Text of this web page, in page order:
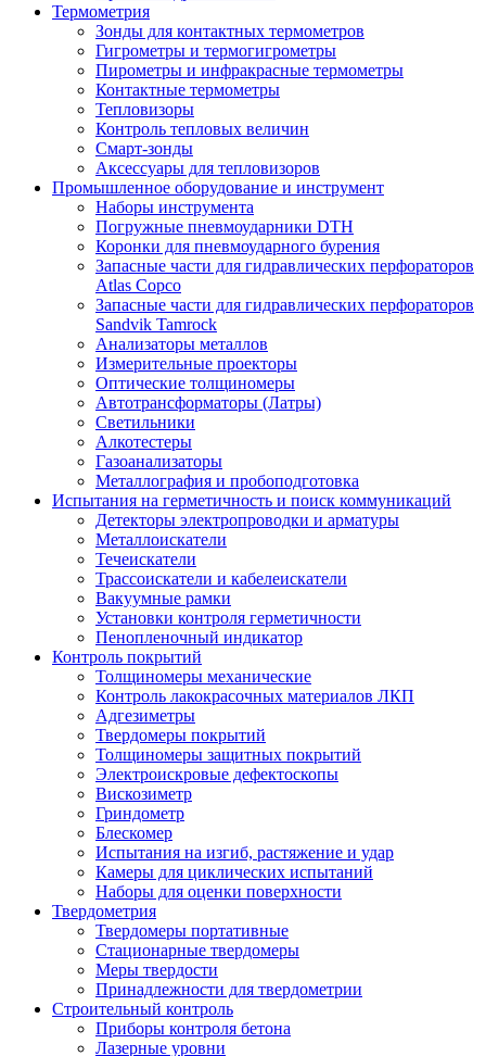
Термометрия
Зонды для контактных термометров
Гигрометры и термогигрометры
Пирометры и инфракрасные термометры
Контактные термометры
Тепловизоры
Контроль тепловых величин
Смарт-зонды
Аксессуары для тепловизоров
Промышленное оборудование и инструмент
Наборы инструмента
Погружные пневмоударники DTH
Коронки для пневмоударного бурения
Запасные части для гидравлических перфораторов
Atlas Copco
Запасные части для гидравлических перфораторов
Sandvik Tamrock
Анализаторы металлов
Измерительные проекторы
Оптические толщиномеры
Автотрансформаторы (Латры)
Светильники
Алкотестеры
Газоанализаторы
Металлография и пробоподготовка
Испытания на герметичность и поиск коммуникаций
Детекторы электропроводки и арматуры
Металлоискатели
Течеискатели
Трассоискатели и кабелеискатели
Вакуумные рамки
Установки контроля герметичности
Пенопленочный индикатор
Контроль покрытий
Толщиномеры механические
Контроль лакокрасочных материалов ЛКП
Адгезиметры
Твердомеры покрытий
Толщиномеры защитных покрытий
Электроискровые дефектоскопы
Вискозиметр
Гриндометр
Блескомер
Испытания на изгиб, растяжение и удар
Камеры для циклических испытаний
Наборы для оценки поверхности
Твердометрия
Твердомеры портативные
Стационарные твердомеры
Меры твердости
Принадлежности для твердометрии
Строительный контроль
Приборы контроля бетона
Лазерные уровни